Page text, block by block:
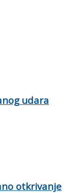
udara
otkrivanje